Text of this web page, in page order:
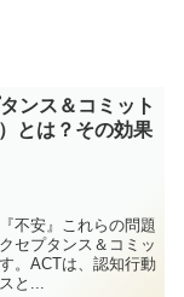
ンス＆コミット
とは？その効果
安』これらの問題
セプタンス＆コミッ
。ACTは、認知行動
と...